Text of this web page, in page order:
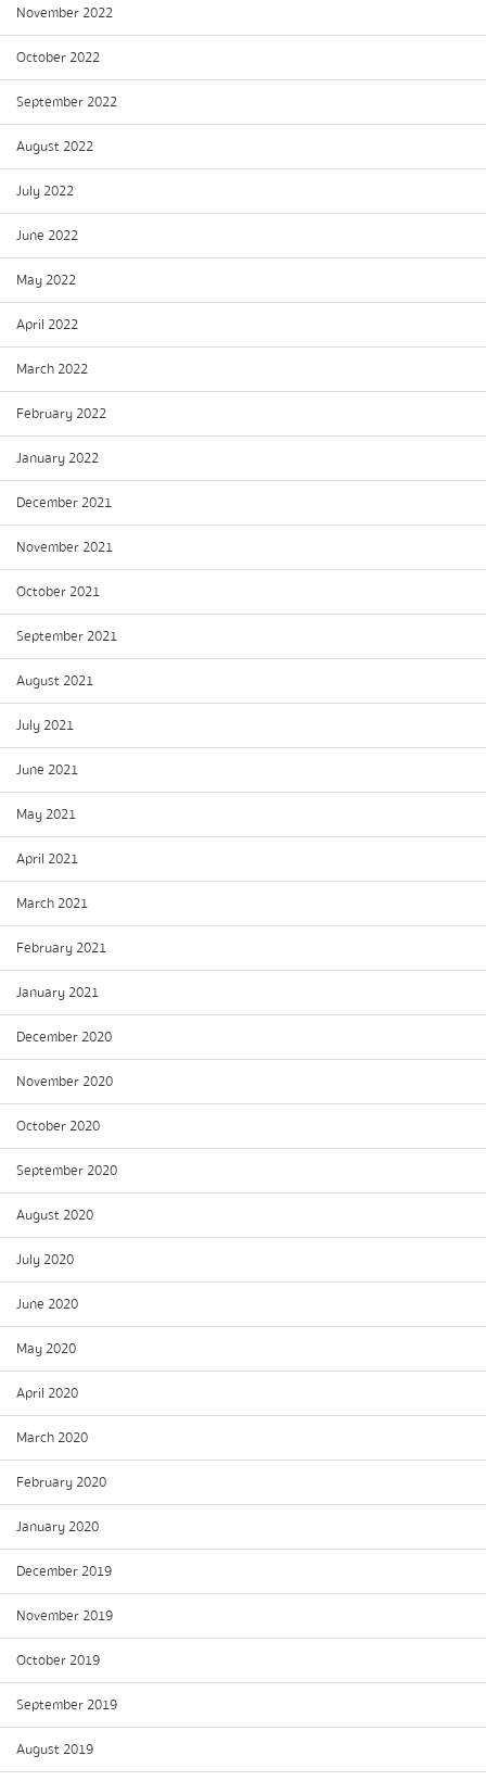
November 2022
October 2022
September 2022
August 2022
July 2022
June 2022
May 2022
April 2022
March 2022
February 2022
January 2022
December 2021
November 2021
October 2021
September 2021
August 2021
July 2021
June 2021
May 2021
April 2021
March 2021
February 2021
January 2021
December 2020
November 2020
October 2020
September 2020
August 2020
July 2020
June 2020
May 2020
April 2020
March 2020
February 2020
January 2020
December 2019
November 2019
October 2019
September 2019
August 2019